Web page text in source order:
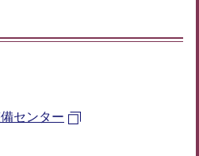
センター